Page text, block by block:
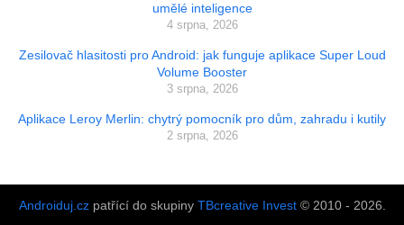
umělé inteligence
4 srpna, 2026
Zesilovač hlasitosti pro Android: jak funguje aplikace Super Loud
Volume Booster
3 srpna, 2026
Aplikace Leroy Merlin: chytrý pomocník pro dům, zahradu i kutily
2 srpna, 2026
Androiduj.czpatřící do skupiny TBcreative Invest© 2010 - 2026.